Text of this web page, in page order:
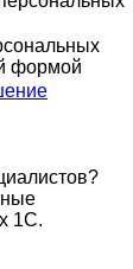
формой
1С.